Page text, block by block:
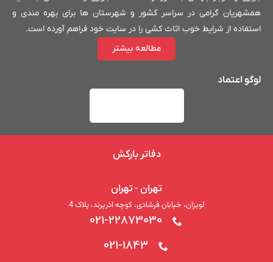
همشهریان گرامی در سراسر کشور و شهرستان ها برای بهره مندی و
استفاده از شرایط خوب اثاث کشی را در سایت خود فراهم آورده است.
مطالعه بیشتر
لوگو اعتماد
دفاتر بارکش
تهران - تهران
لویزان، خیابان فرشادی، کوچه اذرپرند، پلاک 4
021-22873030
021-1843